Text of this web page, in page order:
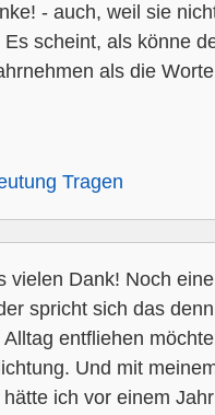
- auch, weil sie
Es scheint, als könne
als die
Tragen
vielen Dank! Noch
spricht sich das
Alltag entfliehen
Und mit
hätte ich vor einem